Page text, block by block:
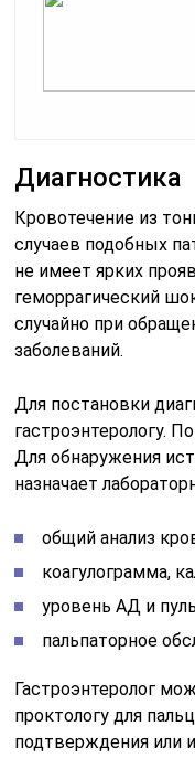
Диагностика
Кровотечение из
случаев подобных
не имеет ярких
геморрагический
случайно при
заболеваний.
Для постановки
гастроэнтерологу.
Для обнаружения
назначает
общий анализ
коагулограмма,
уровень АД и
пальпаторное
Гастроэнтеролог
проктологу для
подтверждения или